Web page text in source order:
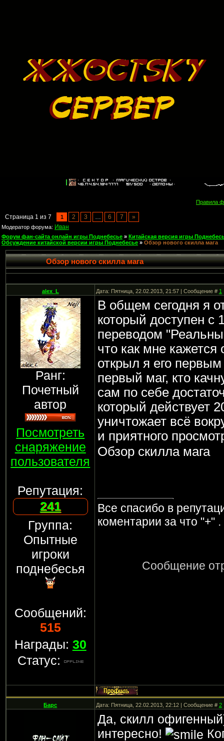
Правила
Страница 1 из 7 1 2 3 … 6 7 »
Модератор форума: Иван
Форум фан-сайта онлайн игры Поднебесье » Китайская версия игры
Обсуждение китайской версии игры Поднебесье » Обзор нового скилла мага
Обзор нового скилла мага
alex_L Дата: Пятница, 22.02.2013, 21:57 | Сообщение #1
Ранг:
Почетный
автор
Посмотреть
снаряжение
пользователя
Репутация:
241
Группа:
Опытные
игроки
поднебесья
Сообщений:
515
Награды: 30
Статус:
В общем сегодня я
который доступен с
переводом
что как мне кажется
открыл я его первым
первый маг, кто
сам по себе
который действует
уничтожает всё
и приятного
Обзор скилла мага
Все спасибо в
коментарии за что "+" .
Сообщение
Барс Дата: Пятница, 22.02.2013, 22:12 | Сообщение #2
Да, скилл
интересно!